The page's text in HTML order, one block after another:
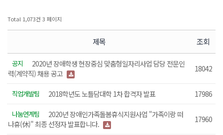
Total 1,073건 3 페이지
제목 조회
공지
2020년 장애학생 현장중심 맞춤형일자리사업 담당 전문인
력(계약직) 채용 공고
18042
직업개발팀 2018학년도 노틀담대학 1차 합격자 발표 17986
나눔연계팀
2020년 장애인가족돌봄휴식지원사업 "가족이랑 떠
나휴(休)" 최종 선정자 발표합니다.
17960